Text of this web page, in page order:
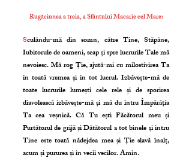
Rugăciunea a treia, a Sfântului Macarie cel Mare:
Sculându-mă din somn, către Tine, Stăpâne,
Iubitorule de oameni, scap și spre lucrurile Tale mă
nevoiesc. Mă rog Ție, ajută-mi cu milostivirea Ta
în toată vremea și în tot lucrul. Izbăvește-mă de
toate lucrurile lumești cele rele și de sporirea
diavolească izbăvește-mă și mă du întru Împărăția
Ta cea veșnică. Că Tu ești Făcătorul meu și
Purtătorul de grijă și Dătătorul a tot binele și întru
Tine este toată nădejdea mea și Ție slavă înalț,
acum și pururea și în vecii vecilor. Amin.